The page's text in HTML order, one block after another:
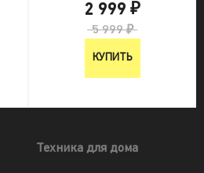
2 999 ₽
5 999 ₽
КУПИТЬ
Техника для дома